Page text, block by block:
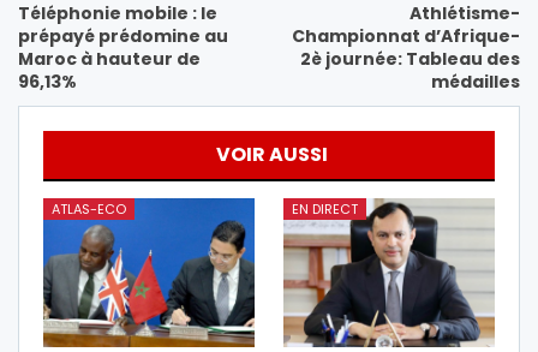
Téléphonie mobile : le
prépayé prédomine au
Maroc à hauteur de
96,13%
Athlétisme-
Championnat d’Afrique-
2è journée: Tableau des
médailles
VOIR AUSSI
ATLAS-ECO EN DIRECT